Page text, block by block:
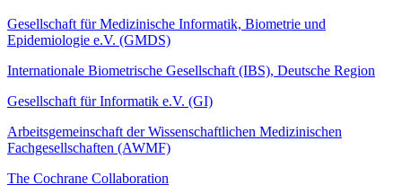
Gesellschaft für Medizinische Informatik, Biometrie und
Epidemiologie e.V. (GMDS)
Internationale Biometrische Gesellschaft (IBS), Deutsche Region
Gesellschaft für Informatik e.V. (GI)
Arbeitsgemeinschaft der Wissenschaftlichen Medizinischen
Fachgesellschaften (AWMF)
The Cochrane Collaboration